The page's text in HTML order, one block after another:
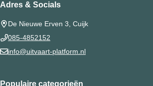
Adres & Socials
De Nieuwe Erven 3, Cuijk
085-4852152
info@uitvaart-platform.nl
Populaire categorieën